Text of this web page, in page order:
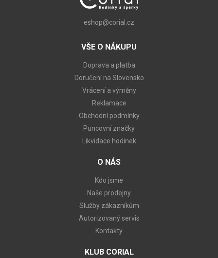
eshop@corial.cz
VŠE O NÁKUPU
Doprava a platba
Doručení na Slovensko
Vrácení a výměny
Reklamace
Obchodní podmínky
Puncovní značky
Likvidace hodinek
O NÁS
Kdo jsme
Naše prodejny
Služby zákazníkům
Autorizovaný servis
Kontakty
KLUB CORIAL